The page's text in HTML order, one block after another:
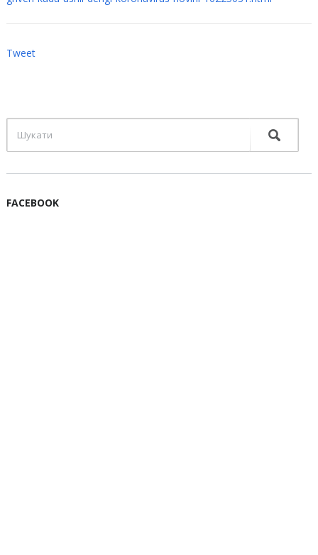
Tweet
FACEBOOK